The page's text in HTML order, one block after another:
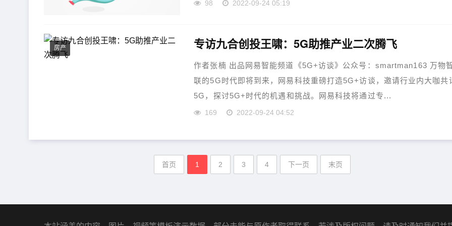
98 2022-09-24 05:19
房产 专访九合创投王啸：5G助推产业二次腾飞
作者张楠 出品网易智能频道《5G+访谈》公众号：smartman163 万物
联的5G时代即将到来，网易科技重磅打造5G+访谈，邀请行业内大咖共
5G，探讨5G+时代的机遇和挑战。网易科技将通过专...
169 2022-09-24 04:52
首页 1 2 3 4 下一页 末页